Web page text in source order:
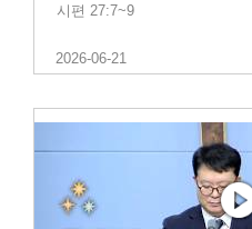
시편 27:7~9
2026-06-21